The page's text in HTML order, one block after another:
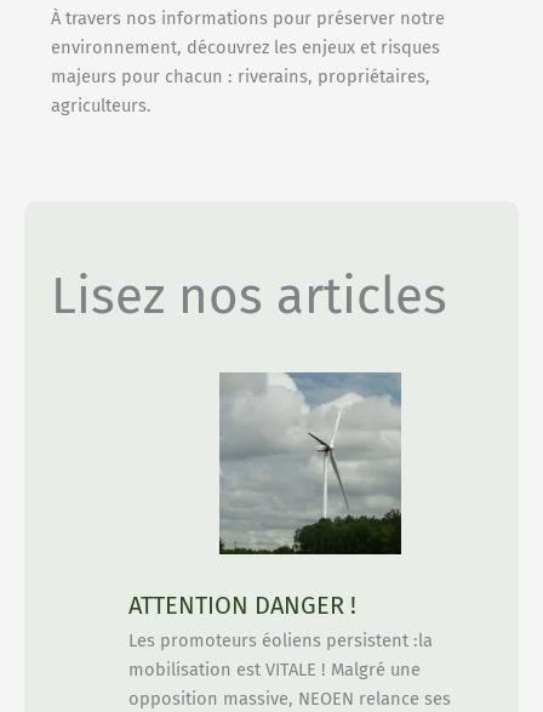
À travers nos informations pour préserver notre
environnement, découvrez les enjeux et risques
majeurs pour chacun : riverains, propriétaires,
agriculteurs.
Lisez nos articles
ATTENTION DANGER !
Les promoteurs éoliens persistent :la
mobilisation est VITALE ! Malgré une
opposition massive, NEOEN relance ses